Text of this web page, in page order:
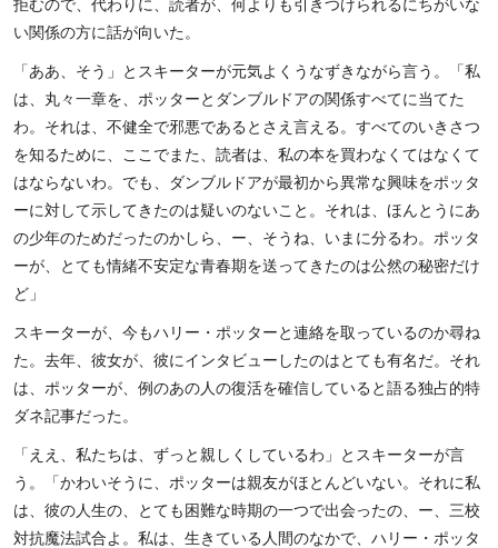
拒むので、代わりに、読者が、何よりも引きつけられるにちがいな
い関係の方に話が向いた。
「ああ、そう」とスキーターが元気よくうなずきながら言う。「私
は、丸々一章を、ポッターとダンブルドアの関係すべてに当てた
わ。それは、不健全で邪悪であるとさえ言える。すべてのいきさつ
を知るために、ここでまた、読者は、私の本を買わなくてはなくて
はならないわ。でも、ダンブルドアが最初から異常な興味をポッタ
ーに対して示してきたのは疑いのないこと。それは、ほんとうにあ
の少年のためだったのかしら、ー、そうね、いまに分るわ。ポッタ
ーが、とても情緒不安定な青春期を送ってきたのは公然の秘密だけ
ど」
スキーターが、今もハリー・ポッターと連絡を取っているのか尋ね
た。去年、彼女が、彼にインタビューしたのはとても有名だ。それ
は、ポッターが、例のあの人の復活を確信していると語る独占的特
ダネ記事だった。
「ええ、私たちは、ずっと親しくしているわ」とスキーターが言
う。「かわいそうに、ポッターは親友がほとんどいない。それに私
は、彼の人生の、とても困難な時期の一つで出会ったの、ー、三校
対抗魔法試合よ。私は、生きている人間のなかで、ハリー・ポッタ